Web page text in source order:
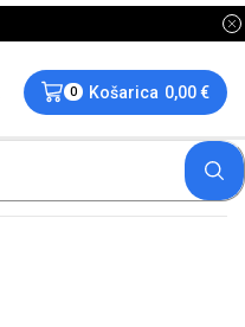
0 Košarica 0,00€